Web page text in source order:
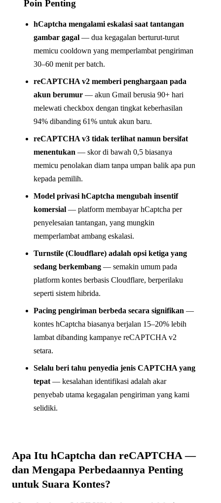
Poin Penting
hCaptcha mengalami eskalasi saat tantangan
gambar gagal — dua kegagalan berturut-turut
memicu cooldown yang memperlambat pengiriman
30–60 menit per batch.
reCAPTCHA v2 memberi penghargaan pada
akun berumur — akun Gmail berusia 90+ hari
melewati checkbox dengan tingkat keberhasilan
94% dibanding 61% untuk akun baru.
reCAPTCHA v3 tidak terlihat namun bersifat
menentukan — skor di bawah 0,5 biasanya
memicu penolakan diam tanpa umpan balik apa pun
kepada pemilih.
Model privasi hCaptcha mengubah insentif
komersial — platform membayar hCaptcha per
penyelesaian tantangan, yang mungkin
memperlambat ambang eskalasi.
Turnstile (Cloudflare) adalah opsi ketiga yang
sedang berkembang — semakin umum pada
platform kontes berbasis Cloudflare, berperilaku
seperti sistem hibrida.
Pacing pengiriman berbeda secara signifikan —
kontes hCaptcha biasanya berjalan 15–20% lebih
lambat dibanding kampanye reCAPTCHA v2
setara.
Selalu beri tahu penyedia jenis CAPTCHA yang
tepat — kesalahan identifikasi adalah akar
penyebab utama kegagalan pengiriman yang kami
selidiki.
Apa Itu hCaptcha dan reCAPTCHA —
dan Mengapa Perbedaannya Penting
untuk Suara Kontes?